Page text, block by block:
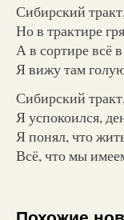
Сибирский
Но в трактире
А в сортире всё
Я вижу там
Сибирский
Я успокоился,
Я понял, что
Всё, что мы